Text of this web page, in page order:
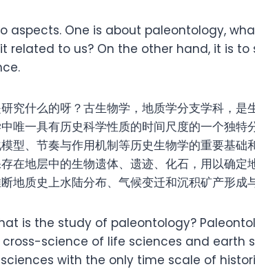
aspects. One is about paleontology,
related to us? On the other hand, it is to
究什么的呀？古生物学，地质学分支学科，是
唯一具有历史科学性质的时间尺度的一个独特
型、节奏与作用机制等历史生物学的重要基础
在地层中的生物遗体、遗迹、化石，用以确定
地质史上水陆分布、气候变迁和沉积矿产形成
is the study of paleontology?
science of life sciences and earth
with the only time scale of